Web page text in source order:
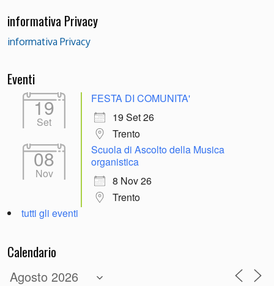
informativa Privacy
informativa Privacy
Eventi
19
Set
FESTA DI COMUNITA'
19 Set 26
Trento
08
Nov
Scuola di Ascolto della Musica
organistica
8 Nov 26
Trento
tutti gli eventi
Calendario